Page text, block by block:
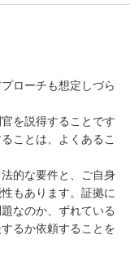
ローチも想定しづら
を説得することです
ことは、よくあるこ
的な要件と、ご自身
もあります。証拠に
なのか、ずれている
るか依頼することを